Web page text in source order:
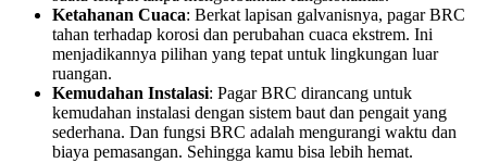
Ketahanan Cuaca: Berkat lapisan galvanisnya, pagar BRC
tahan terhadap korosi dan perubahan cuaca ekstrem. Ini
menjadikannya pilihan yang tepat untuk lingkungan luar
ruangan.
Kemudahan Instalasi: Pagar BRC dirancang untuk
kemudahan instalasi dengan sistem baut dan pengait yang
sederhana. Dan fungsi BRC adalah mengurangi waktu dan
biaya pemasangan. Sehingga kamu bisa lebih hemat.